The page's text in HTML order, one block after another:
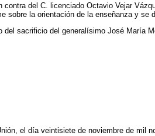
del C. licenciado Octavio Vejar
la orientación de la enseñanza y
sacrificio del generalísimo José María
el día veintisiete de noviembre de mil